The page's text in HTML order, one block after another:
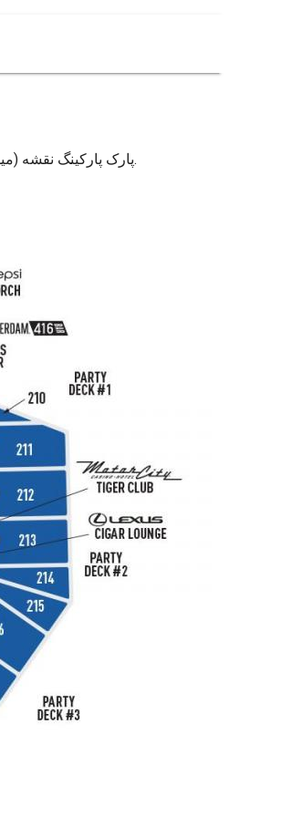
نقشه comerica پارک. Comerica پارک پارکینگ نقشه (میشیگان - ایالات متحده آمریکا) به چاپ. Comerica پارک پارکینگ نقشه (میشیگان - ایالات متحده آمریکا) برای دانلود.